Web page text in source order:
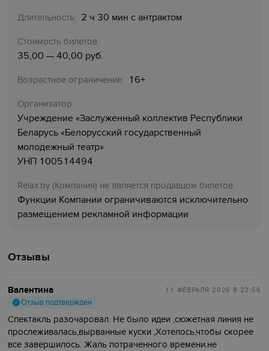
Длительность: 2 ч 30 мин с антрактом
Стоимость билетов:
35,00 — 40,00 руб.
Возрастное ограничение: 16+
Организатор:
Учреждение «Заслуженный коллектив Республики
Беларусь «Белорусский государственный
молодежный театр»
УНП 100514494
Relaх.by (Компания) не является продавцом билетов:
Функции Компании ограничиваются исключительно
размещением рекламной информации
Отзывы
Валентина
Отзыв подтвержден
11 ФЕВРАЛЯ 2026 В 23:56
Спектакль разочаровал. Не было идеи ,сюжетная линия не
прослеживалась,вырванные куски ,Хотелось,чтобы скорее
все завершилось. Жаль потраченного времени.не